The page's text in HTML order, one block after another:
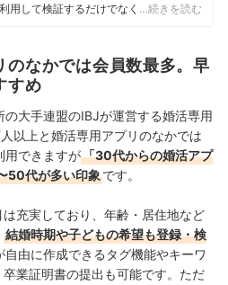
用して検証するだけでなく、医師や婚
証を通じて全ユーザーが選びやすい情
をモットーに活動している。
フィール
…続きを読む
のなかでは会員数最多。早
すめ
の大手連盟のIBJが運営する婚活専用
以上 と婚活専用アプリのなかでは
用できますが「30代からの婚活アプ
50代が多い印象です。
充実しており、年齢・居住地など
結婚時期や子どもの希望も登録・検
自由に作成できる タグ機能やキーワ
卒業証明書の提出も可能です。ただ